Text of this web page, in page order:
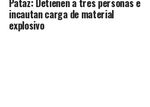
Pataz: Detienen a tres personas e
incautan carga de material
explosivo